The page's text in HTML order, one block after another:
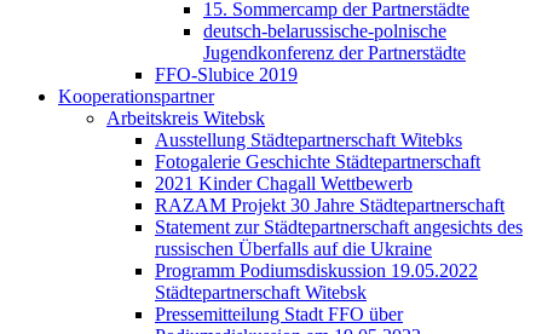
15. Sommercamp der Partnerstädte
deutsch-belarussische-polnische
Jugendkonferenz der Partnerstädte
FFO-Slubice 2019
Kooperationspartner
Arbeitskreis Witebsk
Ausstellung Städtepartnerschaft Witebks
Fotogalerie Geschichte Städtepartnerschaft
2021 Kinder Chagall Wettbewerb
RAZAM Projekt 30 Jahre Städtepartnerschaft
Statement zur Städtepartnerschaft angesichts des
russischen Überfalls auf die Ukraine
Programm Podiumsdiskussion 19.05.2022
Städtepartnerschaft Witebsk
Pressemitteilung Stadt FFO über